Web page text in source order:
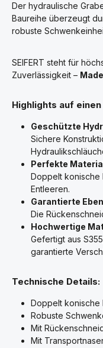
Der hydraulische
Baureihe überzeugt
robuste
SEIFERT steht für
Zuverlässigkeit –
Highlights auf einen
Geschützte
Sichere
Perfekte
Doppelt konische
Entleeren.
Garantierte
Die
Hochwertige
Gefertigt aus
garantierte
Technische Details:
Doppelt konische
Robuste
Mit
Mit